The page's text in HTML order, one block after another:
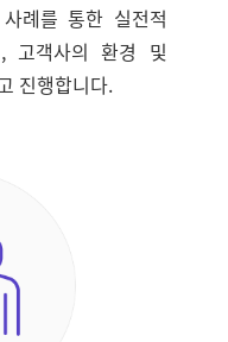
례를 통한 실전적
고객사의 환경 및
진행합니다.